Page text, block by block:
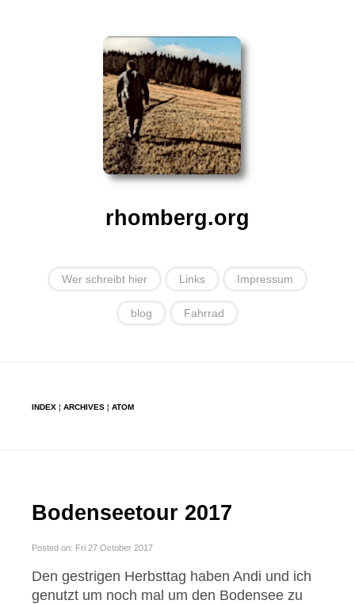
rhomberg.org
Wer schreibt hier Links Impressum
blog Fahrrad
INDEX ¦ ARCHIVES ¦ ATOM
Bodenseetour 2017
Posted on: Fri 27 October 2017
Den gestrigen Herbsttag haben Andi und ich
genutzt um noch mal um den Bodensee zu